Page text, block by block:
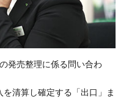
発売整理に係る問い合わ
清算し確定する「出口」ま